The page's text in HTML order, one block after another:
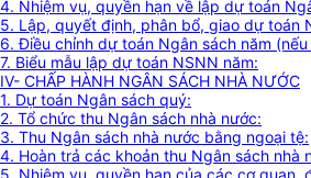
4. Nhiệm vụ, quyền hạn về lập dự toán
5. Lập, quyết định, phân bổ, giao dự toán
6. Điều chỉnh dự toán Ngân sách năm (nếu
7. Biểu mẫu lập dự toán NSNN năm:
IV- CHẤP HÀNH NGÂN SÁCH NHÀ NƯỚC
1. Dự toán Ngân sách quý:
2. Tổ chức thu Ngân sách nhà nước:
3. Thu Ngân sách nhà nước bằng ngoại tệ:
4. Hoàn trả các khoản thu Ngân sách nhà
5. Nhiệm vụ, quyền hạn của các cơ quan,